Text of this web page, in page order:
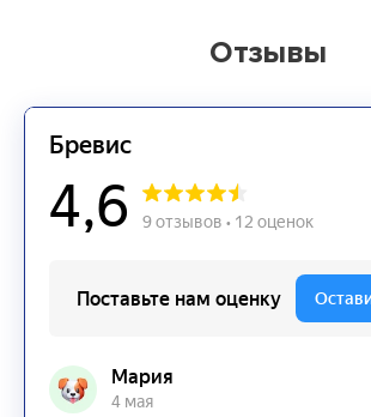
Отзывы